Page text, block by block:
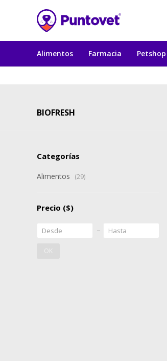
Alimentos Farmacia Petshop
BIOFRESH
Categorías
Alimentos (29)
Precio ($)
OK